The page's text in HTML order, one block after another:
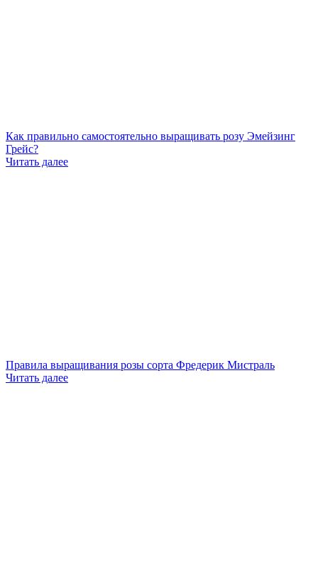
Как правильно самостоятельно выращивать розу Эмейзинг
Грейс?
Читать далее
Правила выращивания розы сорта Фредерик Мистраль
Читать далее